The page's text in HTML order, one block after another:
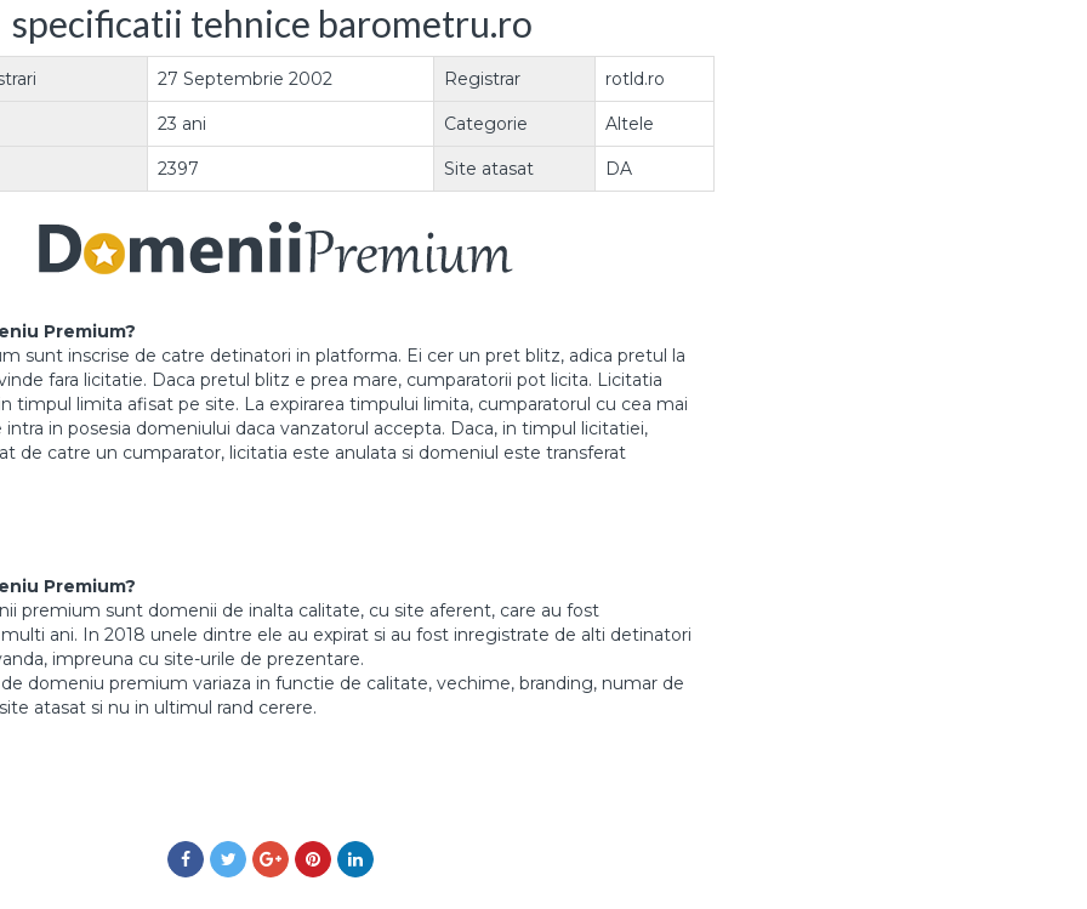
specificatii tehnice barometru.ro
27 Septembrie 2002 Registrar rotld.ro
23 ani Categorie Altele
2397 Site atasat DA
Premium?
sunt inscrise de catre detinatori in platforma. Ei cer un pret blitz, adica pretul la
fara licitatie. Daca pretul blitz e prea mare, cumparatorii pot licita. Licitatia
timpul limita afisat pe site. La expirarea timpului limita, cumparatorul cu cea mai
in posesia domeniului daca vanzatorul accepta. Daca, in timpul licitatiei,
de catre un cumparator, licitatia este anulata si domeniul este transferat
Premium?
premium sunt domenii de inalta calitate, cu site aferent, care au fost
ani. In 2018 unele dintre ele au expirat si au fost inregistrate de alti detinatori
impreuna cu site-urile de prezentare.
domeniu premium variaza in functie de calitate, vechime, branding, numar de
atasat si nu in ultimul rand cerere.